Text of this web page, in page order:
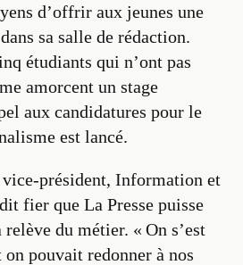
d’offrir aux jeunes une
sa salle de rédaction.
étudiants qui n’ont pas
amorcent un stage
aux candidatures pour le
est lancé.
président, Information et
fier que La Presse puisse
du métier. « On s’est
pouvait redonner à nos